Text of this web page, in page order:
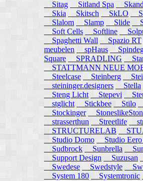
Sitag
Sitland Spa
Skia
Skitsch SkLO
Slalom
Slamp Slide
Soft Cells
Softline
Spaghetti Wall
Spazio RT
meubelen
spHaus
Square
SPRADLING
STATTMANN NEUE
Steelcase
Steinberg
steininger.designers
Stella
Steng Licht
Stepevi
stglicht
Stickbee Stilo
Stockinger
strasserthun
Streetlife
STRUCTURELAB
Studio Domo
Studio Eero
Sudbrock
Sunbrella
Support Design
Suzusan
Swedese
Swedstyle
System 180
Systemtronic